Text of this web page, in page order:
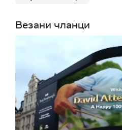
Везани чланци